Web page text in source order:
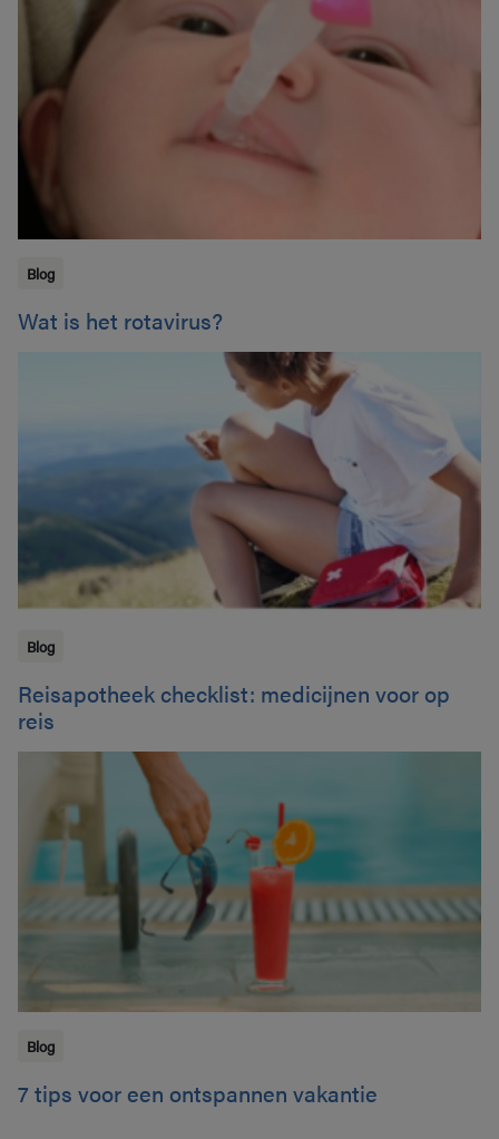
Blog
Wat is het rotavirus?
Blog
Reisapotheek checklist: medicijnen voor op
reis
Blog
7 tips voor een ontspannen vakantie